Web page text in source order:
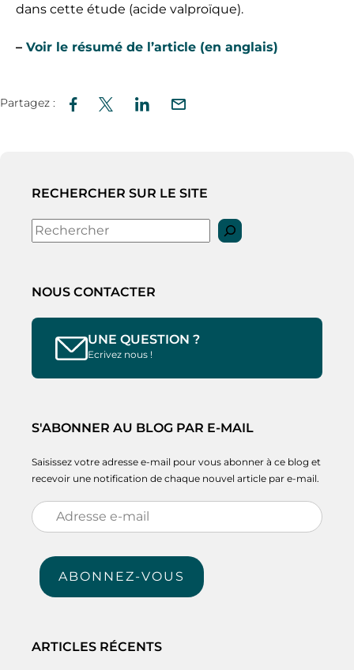
dans cette étude (acide valproïque).
– Voir le résumé de l’article (en anglais)
Partagez :
RECHERCHER SUR LE SITE
Rechercher
NOUS CONTACTER
UNE QUESTION ?
Ecrivez nous !
S'ABONNER AU BLOG PAR E-MAIL
Saisissez votre adresse e-mail pour vous abonner à ce blog et
recevoir une notification de chaque nouvel article par e-mail.
Adresse
e-
mail
ABONNEZ-VOUS
ARTICLES RÉCENTS